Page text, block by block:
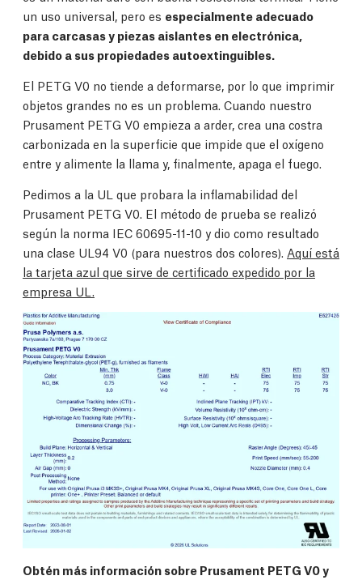
un uso universal, pero es especialmente adecuado
para carcasas y piezas aislantes en electrónica,
debido a sus propiedades autoextinguibles.
El PETG V0 no tiende a deformarse, por lo que imprimir
objetos grandes no es un problema. Cuando nuestro
Prusament PETG V0 empieza a arder, crea una costra
carbonizada en la superficie que impide que el oxígeno
entre y alimente la llama y, finalmente, apaga el fuego.
Pedimos a la UL que probara la inflamabilidad del
Prusament PETG V0. El método de prueba se realizó
según la norma IEC 60695-11-10 y dio como resultado
una clase UL94 V0 (para nuestros dos colores). Aquí está
la tarjeta azul que sirve de certificado expedido por la
empresa UL.
Obtén más información sobre Prusament PETG V0 y